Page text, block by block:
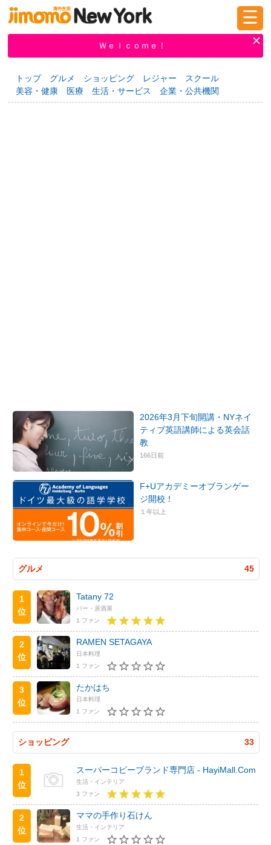
新規登録
掲示板 タウン情報 教えて！
☰
Ｗｅｌｃｏｍｅ！
トップ グルメ ショッピング レジャー
スクール
美容・健康
医療 生活・サービス 企業・公共機関
2026年3月下旬開講・NYネイ
ティブ英語講師による英会話
教
166日前
F+Uアカデミーオブランゲー
ジ開校！
１年以上
グルメ 45
1
位
Tatany 72
バー・居酒屋
1 ファン
2
位
RAMEN SETAGAYA
日本料理
1 ファン
3
位
たかはち
日本料理
1 ファン
ショッピング 33
1
位
スーパーコピーブランド専門店 - HayiMall.Com
生活・インテリア
3 ファン
2
位
ママの手作り石けん
生活・インテリア
1 ファン